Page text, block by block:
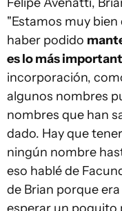
"Estamos muy
haber podido
es lo más
incorporación,
algunos nombres
nombres que han
dado. Hay que
ningún nombre
eso hablé de
de Brian porque